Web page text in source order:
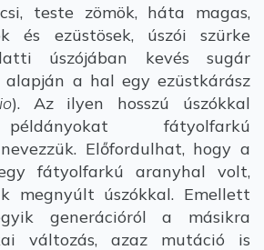
teste zömök, háta magas,
és ezüstösek, úszói szürke
úszójában kevés sugár
alapján a hal egy ezüstkárász
). Az ilyen hosszú úszókkal
fátyolfarkú
Előfordulhat, hogy a
fátyolfarkú aranyhal volt,
megnyúlt úszókkal. Emellett
generációról a másikra
változás, azaz mutáció is